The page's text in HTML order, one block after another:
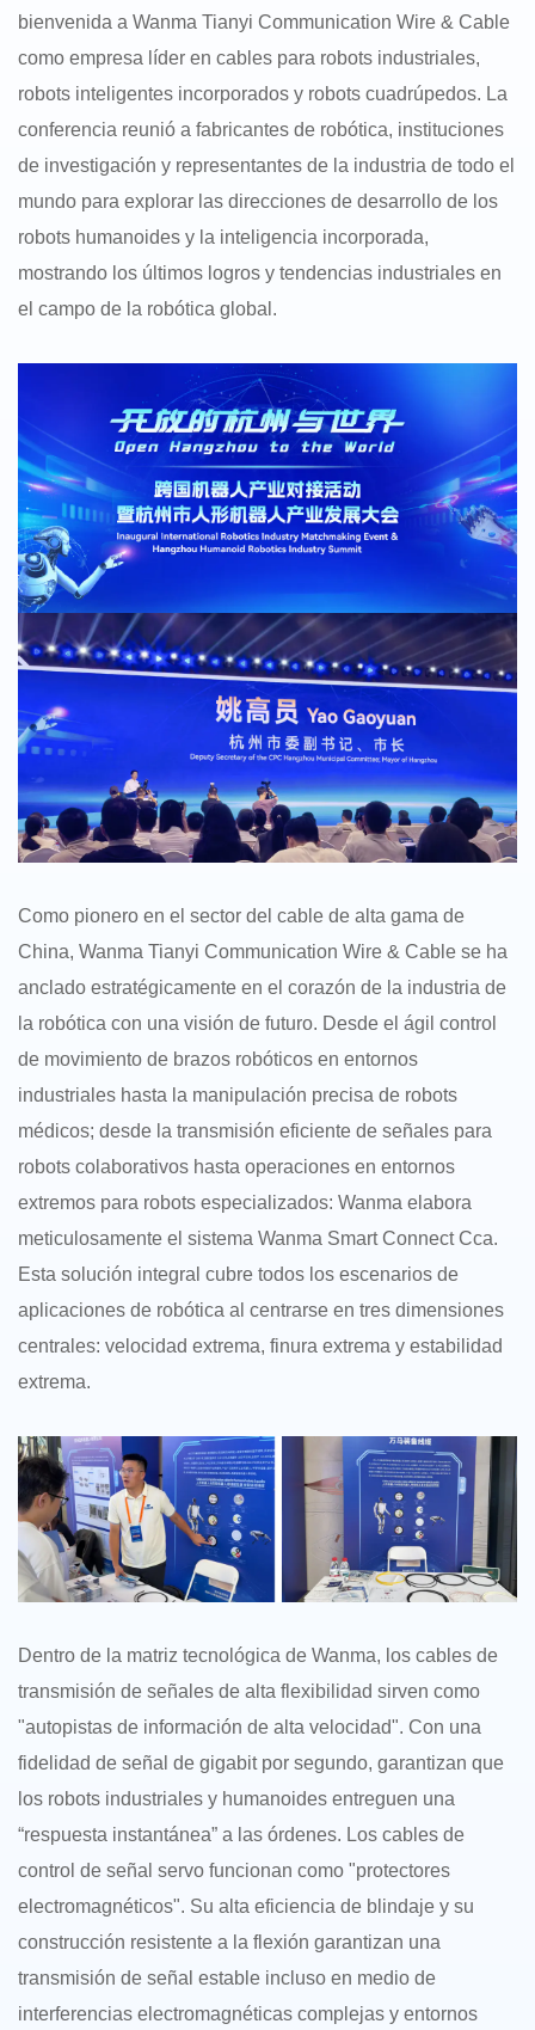
bienvenida a Wanma Tianyi Communication Wire & Cable
como empresa líder en cables para robots industriales,
robots inteligentes incorporados y robots cuadrúpedos. La
conferencia reunió a fabricantes de robótica, instituciones
de investigación y representantes de la industria de todo el
mundo para explorar las direcciones de desarrollo de los
robots humanoides y la inteligencia incorporada,
mostrando los últimos logros y tendencias industriales en
el campo de la robótica global.
Como pionero en el sector del cable de alta gama de
China, Wanma Tianyi Communication Wire & Cable se ha
anclado estratégicamente en el corazón de la industria de
la robótica con una visión de futuro. Desde el ágil control
de movimiento de brazos robóticos en entornos
industriales hasta la manipulación precisa de robots
médicos; desde la transmisión eficiente de señales para
robots colaborativos hasta operaciones en entornos
extremos para robots especializados: Wanma elabora
meticulosamente el sistema Wanma Smart Connect Cca.
Esta solución integral cubre todos los escenarios de
aplicaciones de robótica al centrarse en tres dimensiones
centrales: velocidad extrema, finura extrema y estabilidad
extrema.
Dentro de la matriz tecnológica de Wanma, los cables de
transmisión de señales de alta flexibilidad sirven como
"autopistas de información de alta velocidad". Con una
fidelidad de señal de gigabit por segundo, garantizan que
los robots industriales y humanoides entreguen una
“respuesta instantánea” a las órdenes. Los cables de
control de señal servo funcionan como "protectores
electromagnéticos". Su alta eficiencia de blindaje y su
construcción resistente a la flexión garantizan una
transmisión de señal estable incluso en medio de
interferencias electromagnéticas complejas y entornos